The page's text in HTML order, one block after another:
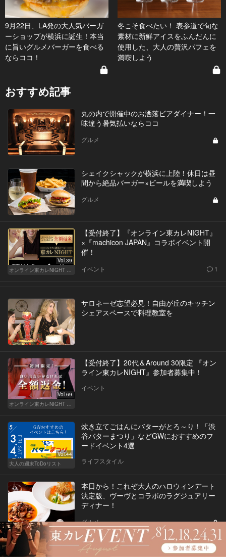
9月22日、LA発の大人気バーガ
ーショップが横浜に誕生！本当
に旨いグルメバーガーを食べる
ならココ！
冬こそ食べたい！ 表参道で旬な
素材に新鮮アイスをふんだんに
使用した、大人の贅沢パフェを
満喫しよう
おすすめ記事
丸の内で開催中のお洒落ビアダイナー！一
味違う暑気払いならココ
グルメ
シェイクシャックが横浜に上陸！休日は昼
間から絶品バーガー×ビールを満喫しよう
グルメ
Vol.39
オンライン東カレNIGHT イベント募集
【受付終了】『オンライン東カレNIGHT』
×『machicon JAPAN』コラボイベント開
催！
イベント 1
サロネーゼ志望必見！自由が丘のキッチン
シェアスペースで料理教室を
Vol.69
オンライン東カレNIGHT イベント募集
【受付終了】20代＆Around 30限定 『オン
ライン東カレNIGHT』参加者募集中！
イベント
Vol.44
大人の週末ToDoリスト
炊き立てごはんにバターがとろ～り！「渋
谷バターまつり」などGWにおすすめのフ
ードイベント4選
ライフスタイル
本日から！これぞ大人のハロウィンデート
決定版、ヴーヴとコラボのラグジュアリー
ディナー！
グルメ
【7/31（日）開催】素敵な賞品が当たる